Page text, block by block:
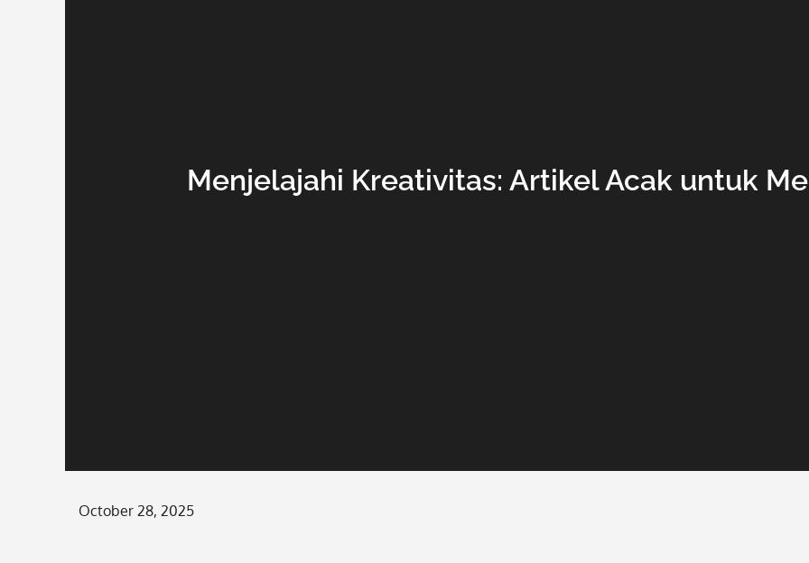
Menjelajahi Kreativitas: Artikel Acak untuk
Posted
October 28, 2025